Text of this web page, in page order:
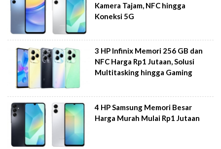
Kamera Tajam, NFC hingga
Koneksi 5G
3 HP Infinix Memori 256 GB dan
NFC Harga Rp1 Jutaan, Solusi
Multitasking hingga Gaming
4 HP Samsung Memori Besar
Harga Murah Mulai Rp1 Jutaan